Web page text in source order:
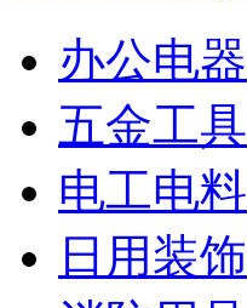
办公电器
五金工具
电工电料
日用装饰